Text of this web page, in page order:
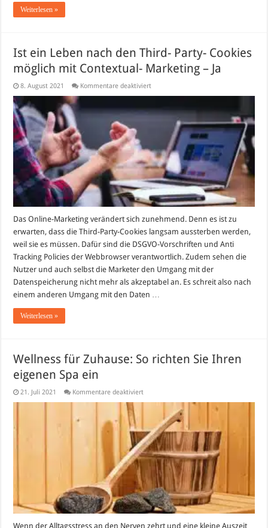
Weiterlesen »
Ist ein Leben nach den Third- Party- Cookies
möglich mit Contextual- Marketing – Ja
8. August 2021 Kommentare deaktiviertfür
Leben
nach
Cookies
möglich
mit
Contextual-
Marketing
–
Ja
Das Online-Marketing verändert sich zunehmend. Denn es ist zu
erwarten, dass die Third-Party-Cookies langsam aussterben werden,
weil sie es müssen. Dafür sind die DSGVO-Vorschriften und Anti
Tracking Policies der Webbrowser verantwortlich. Zudem sehen die
Nutzer und auch selbst die Marketer den Umgang mit der
Datenspeicherung nicht mehr als akzeptabel an. Es schreit also nach
einem anderen Umgang mit den Daten …
Weiterlesen »
Wellness für Zuhause: So richten Sie Ihren
eigenen Spa ein
21. Juli 2021 Kommentare deaktiviertfür
Zuhause:
richten
Sie
Ihren
eigenen
Wenn der Alltagsstress an den Nerven zehrt und eine kleine Auszeit